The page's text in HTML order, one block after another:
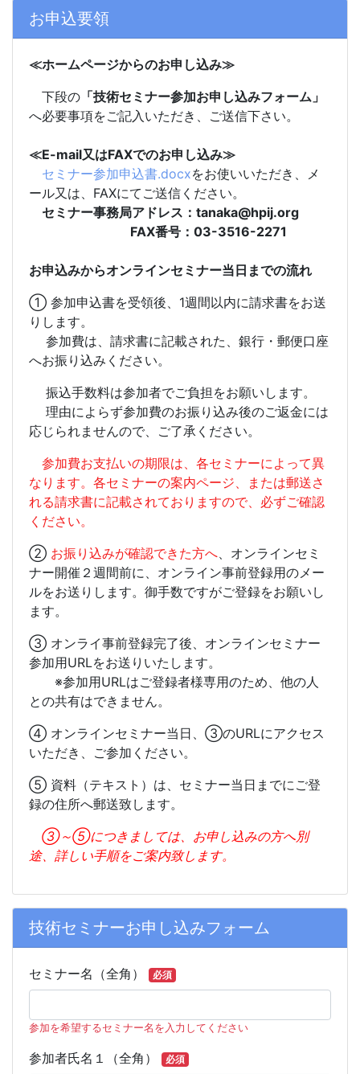
お申込要領
≪ホームページからのお申し込み≫
下段の 「技術セミナー参加お申し込みフォーム」
へ必要事項をご記入いただき、ご送信下さい。
≪E-mail又はFAXでのお申し込み≫
セミナー参加申込書.docxをお使いいただき、メ
ール又は、FAXにてご送信ください。
セミナー事務局アドレス：tanaka@hpij.org
FAX番号：03-3516-2271
お申込みからオンラインセミナー当日までの流れ
① 参加申込書を受領後、1週間以内に請求書をお送
りします。
参加費は、請求書に記載された、銀行・郵便口座
へお振り込みください。
振込手数料は参加者でご負担をお願いします。
理由によらず参加費のお振り込み後のご返金には
応じられませんので、ご了承ください。
参加費お支払いの期限は、各セミナーによって異
なります。各セミナーの案内ページ、または郵送さ
れる請求書に記載されておりますので、必ずご確認
ください。
② お振り込みが確認できた方へ、オンラインセミ
ナー開催２週間前に、オンライン事前登録用のメー
ルをお送りします。御手数ですがご登録をお願いし
ます。
③ オンライ事前登録完了後、オンラインセミナー
参加用URLをお送りいたします。
※参加用URLはご登録者様専用のため、他の人
との共有はできません。
④ オンラインセミナー当日、③のURLにアクセス
いただき、ご参加ください。
⑤ 資料（テキスト）は、セミナー当日までにご登
録の住所へ郵送致します。
③～⑤につきましては、お申し込みの方へ別
途、詳しい手順をご案内致します。
技術セミナーお申し込みフォーム
技術セミナーお申込みフォーム
セミナー名（全角） 必須
参加を希望するセミナー名を入力してください
参加者氏名１（全角） 必須